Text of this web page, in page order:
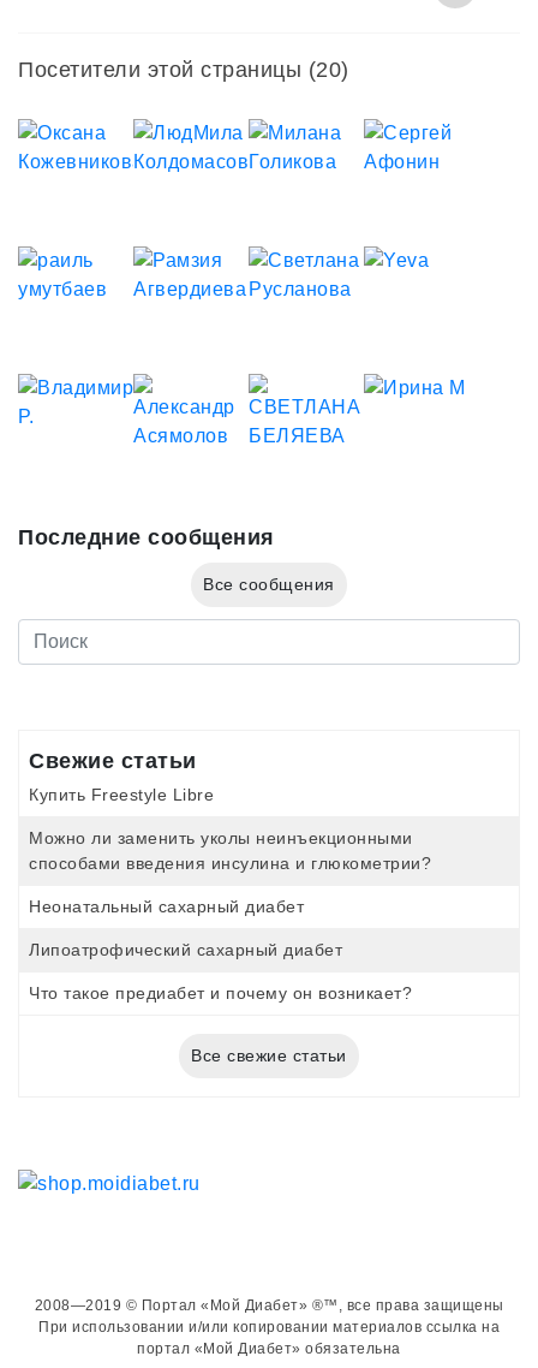
Посетители этой страницы (20)
Последние сообщения
Все сообщения
Свежие статьи
Купить Freestyle Libre
Можно ли заменить уколы неинъекционными
способами введения инсулина и глюкометрии?
Неонатальный сахарный диабет
Липоатрофический сахарный диабет
Что такое предиабет и почему он возникает?
Все свежие статьи
2008—2019 © Портал «Мой Диабет» ®™, все права защищены
При использовании и/или копировании материалов ссылка на
портал «Мой Диабет» обязательна